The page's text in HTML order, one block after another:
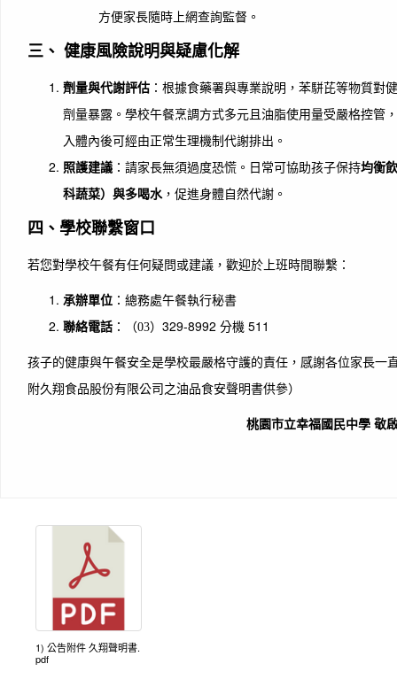
方便家長隨時上網查詢監督。
三、 健康風險說明與疑慮化解
劑量與代謝評估 ：根據食藥署與專業說明，苯駢芘等物質對
劑量暴露。學校午餐烹調方式多元且油脂使用量受嚴格控管
入體內後可經由正常生理機制代謝排出。
照護建議 ：請家長無須過度恐慌。日常可協助孩子保持均衡
科蔬菜）與多喝水 ，促進身體自然代謝。
四、學校聯繫窗口
若您對學校午餐有任何疑問或建議，歡迎於上班時間聯繫：
承辦單位 ：總務處午餐執行秘書
聯絡電話 ：（03）329-8992 分機 511
孩子的健康與午餐安全是學校最嚴格守護的責任，感謝各位家長一
附久翔食品股份有限公司之油品食安聲明書供參）
桃園市立幸福國民中學 敬
1) 公告附件 久翔聲明書.
pdf